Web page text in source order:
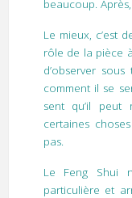
beaucoup.
Le mieux, c’est
rôle de la pièce
d’observer
comment il se
sent qu’il
certaines
pas.
Le Feng Shui
particulière et